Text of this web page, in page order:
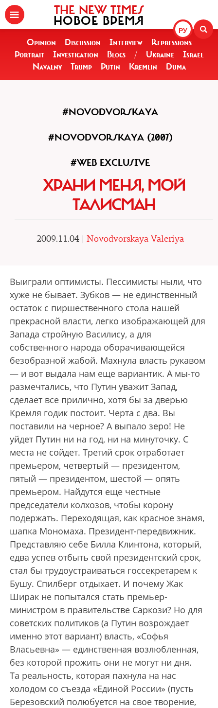
РУ
THE NEW TIMES
НОВОЕ ВРЕМЯ
Opinion Discussion Interview
Repressions
Portrait
Investigation Blogs / Ukraine
Israel
Navalny
Trump Putin Kremlin Duma
#NOVODVORSKAYA
#NOVODVORSKAYA (2007)
#WEB EXCLUSIVE
ХРАНИ МЕНЯ, МОЙ
ТАЛИСМАН
2009.11.04 | Novodvorskaya Valeriya
Выиграли оптимисты. Пессимисты ныли, что
хуже не бывает. Зубков — не единственный
остаток с пиршественного стола нашей
прекрасной власти, легко изображающей для
Запада стройную Василису, а для
собственного народа оборачивающейся
безобразной жабой. Махнула власть рукавом
— и вот выдала нам еще вариантик. А мы-то
размечтались, что Путин уважит Запад,
сделает все прилично, хотя бы за дверью
Кремля годик постоит. Черта с два. Вы
поставили на черное? А выпало зеро! Не
уйдет Путин ни на год, ни на минуточку. С
места не сойдет. Третий срок отработает
премьером, четвертый — президентом,
пятый — президентом, шестой — опять
премьером. Найдутся еще честные
председатели колхозов, чтобы корону
подержать. Переходящая, как красное знамя,
шапка Мономаха. Президент-передвижник.
Представляю себе Билла Клинтона, который,
едва успев отбыть свой президентский срок,
стал бы трудоустраиваться госсекретарем к
Бушу. Спилберг отдыхает. И почему Жак
Ширак не попытался стать премьер-
министром в правительстве Саркози? Но для
советских политиков (а Путин возрождает
именно этот вариант) власть, «Софья
Власьевна» — единственная возлюбленная,
без которой прожить они не могут ни дня.
Та реальность, которая пахнула на нас
холодом со съезда «Единой России» (пусть
Березовский полюбуется на свое творение,